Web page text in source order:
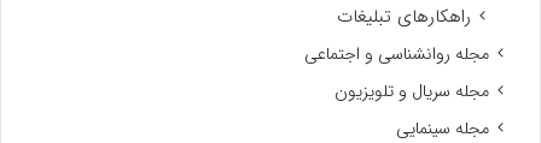
راهکارهای تبلیغات
مجله روانشناسی و اجتماعی
مجله سریال و تلویزیون
مجله سینمایی